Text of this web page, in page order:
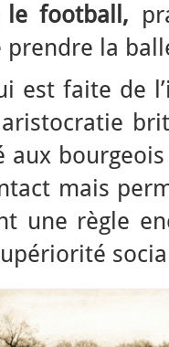
le football,
la
est faite de
aux
mais
une règle